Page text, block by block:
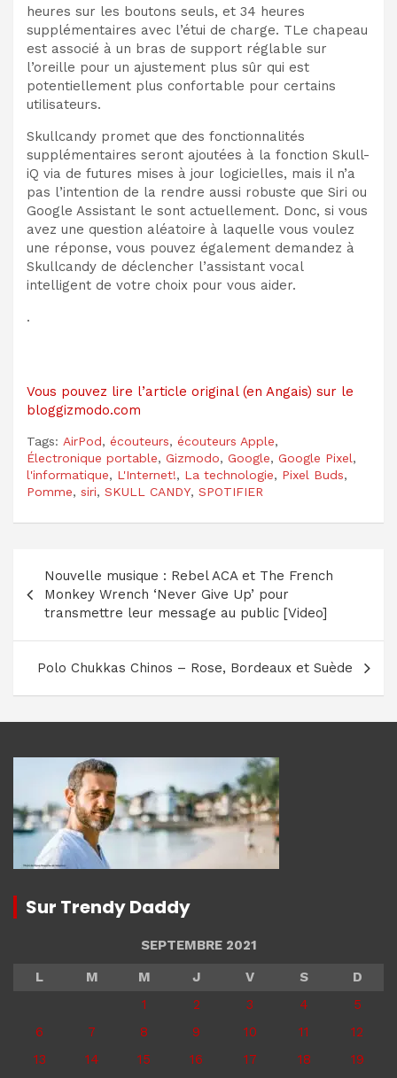
heures sur les boutons seuls, et 34 heures
supplémentaires avec l’étui de charge. TLe chapeau
est associé à un bras de support réglable sur
l’oreille pour un ajustement plus sûr qui est
potentiellement plus confortable pour certains
utilisateurs.
Skullcandy promet que des fonctionnalités
supplémentaires seront ajoutées à la fonction Skull-
iQ via de futures mises à jour logicielles, mais il n’a
pas l’intention de la rendre aussi robuste que Siri ou
Google Assistant le sont actuellement. Donc, si vous
avez une question aléatoire à laquelle vous voulez
une réponse, vous pouvez également demandez à
Skullcandy de déclencher l’assistant vocal
intelligent de votre choix pour vous aider.
.
Vous pouvez lire l’article original (en Angais) sur le
bloggizmodo.com
Tags: AirPod, écouteurs, écouteurs Apple,
Électronique portable, Gizmodo, Google, Google Pixel,
l'informatique, L'Internet!, La technologie, Pixel Buds,
Pomme, siri, SKULL CANDY, SPOTIFIER
Navigation
de
l’article
Nouvelle musique : Rebel ACA et The French
Monkey Wrench ‘Never Give Up’ pour
transmettre leur message au public [Video]
Polo Chukkas Chinos – Rose, Bordeaux et Suède
Sur Trendy Daddy
SEPTEMBRE 2021
L
M M J V S
D
1
2 3 4
5
6
7 8 9 10 11
12
13
14 15 16 17 18
19